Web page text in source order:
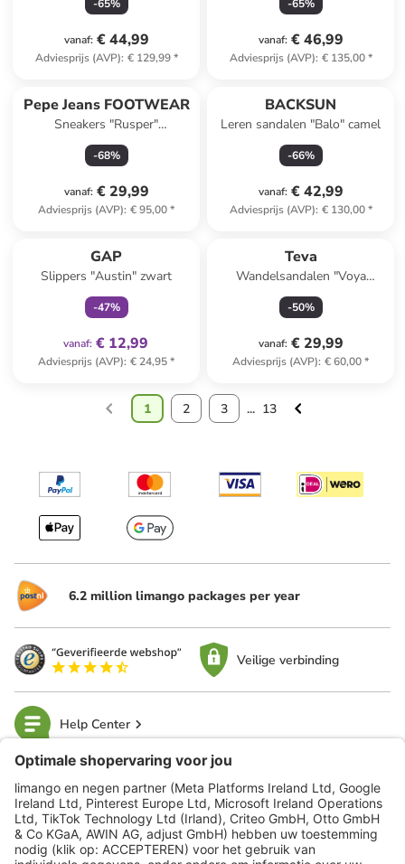
-65%
vanaf: € 44,99
Adviesprijs (AVP): € 129,99*
-65%
vanaf: € 46,99
Adviesprijs (AVP): € 135,00*
Pepe Jeans FOOTWEAR
Sneakers "Rusper"
beige/groen/lichtroze
-68%
vanaf: € 29,99
Adviesprijs (AVP): € 95,00*
BACKSUN
Leren sandalen "Balo" camel
-66%
vanaf: € 42,99
Adviesprijs (AVP): € 130,00*
GAP
Slippers "Austin" zwart
-47%
vanaf: € 12,99
Adviesprijs (AVP): € 24,95*
Teva
Wandelsandalen "Voya
Infinity" turquoise
-50%
vanaf: € 29,99
Adviesprijs (AVP): € 60,00*
1 2 3 ... 13
6.2 million limango packages per year
Veilige verbinding
Help Center
limango
Veilig winkelen